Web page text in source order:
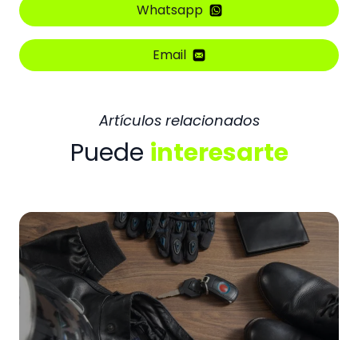
Whatsapp
Email
Artículos relacionados
Puede interesarte